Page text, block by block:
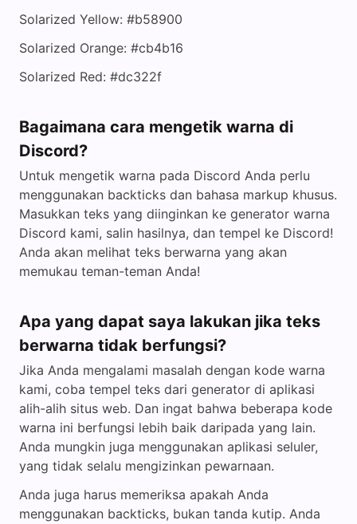
Solarized Yellow: #b58900
Solarized Orange: #cb4b16
Solarized Red: #dc322f
Bagaimana cara mengetik warna di
Discord?
Untuk mengetik warna pada Discord Anda perlu
menggunakan backticks dan bahasa markup khusus.
Masukkan teks yang diinginkan ke generator warna
Discord kami, salin hasilnya, dan tempel ke Discord!
Anda akan melihat teks berwarna yang akan
memukau teman-teman Anda!
Apa yang dapat saya lakukan jika teks
berwarna tidak berfungsi?
Jika Anda mengalami masalah dengan kode warna
kami, coba tempel teks dari generator di aplikasi
alih-alih situs web. Dan ingat bahwa beberapa kode
warna ini berfungsi lebih baik daripada yang lain.
Anda mungkin juga menggunakan aplikasi seluler,
yang tidak selalu mengizinkan pewarnaan.
Anda juga harus memeriksa apakah Anda
menggunakan backticks, bukan tanda kutip. Anda